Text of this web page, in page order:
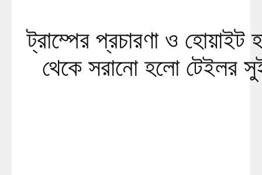
ট্রাম্পের প্রচারণা ও হোয়াইট
থেকে সরানো হলো টেইলর